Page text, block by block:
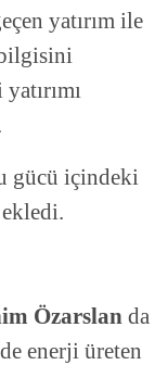
yatırım ile
gücü içindeki
Özarslan da
enerji üreten